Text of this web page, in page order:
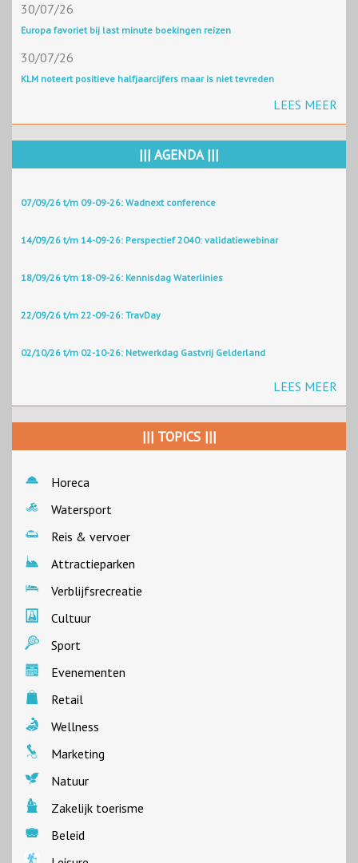
30/07/26
Europa favoriet bij last minute boekingen reizen
30/07/26
KLM noteert positieve halfjaarcijfers maar is niet tevreden
LEES MEER
||| AGENDA |||
07/09/26 t/m 09-09-26: Wadnext conference
14/09/26 t/m 14-09-26: Perspectief 2040: validatiewebinar
18/09/26 t/m 18-09-26: Kennisdag Waterlinies
22/09/26 t/m 22-09-26: TravDay
02/10/26 t/m 02-10-26: Netwerkdag Gastvrij Gelderland
LEES MEER
||| TOPICS |||
Horeca
Watersport
Reis & vervoer
Attractieparken
Verblijfsrecreatie
Cultuur
Sport
Evenementen
Retail
Wellness
Marketing
Natuur
Zakelijk toerisme
Beleid